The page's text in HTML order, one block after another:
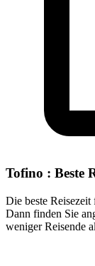
Tofino : Beste
Die beste
Dann finden Sie
weniger Reisende